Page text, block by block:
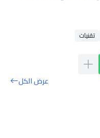
تقنيات
عرض الكل